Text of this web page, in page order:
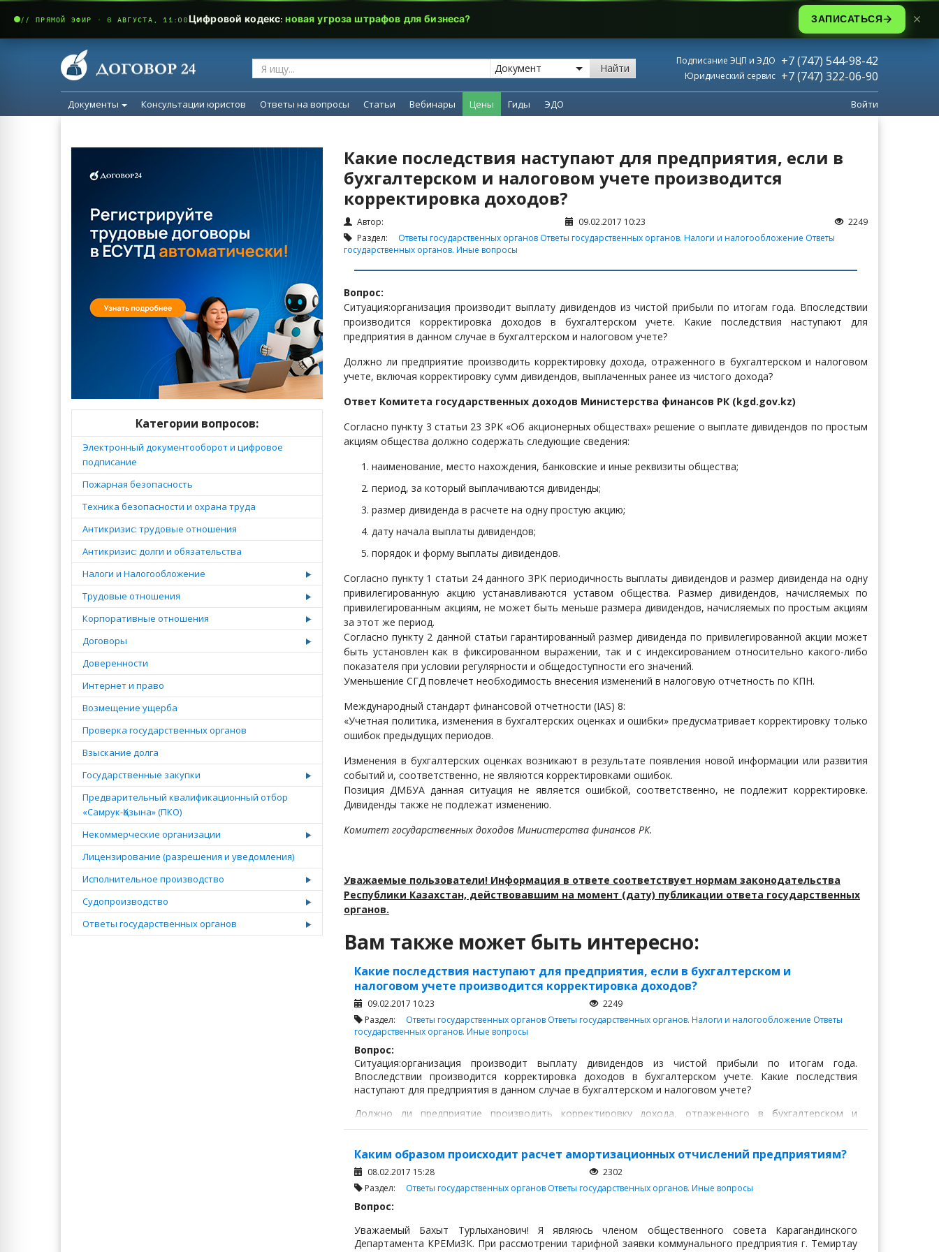
Найти
Подписание ЭЦП и ЭДО +7 (747) 544-98-42
Юридический сервис +7 (747) 322-06-90
Документы Консультации юристов Ответы на вопросы Статьи Вебинары Цены Гиды ЭДО Войти
Категории вопросов:
Электронный документооборот и цифровое
подписание
Пожарная безопасность
Техника безопасности и охрана труда
Антикризис: трудовые отношения
Антикризис: долги и обязательства
Налоги и Налогообложение
Трудовые отношения
Корпоративные отношения
Договоры
Доверенности
Интернет и право
Возмещение ущерба
Проверка государственных органов
Взыскание долга
Государственные закупки
Предварительный квалификационный отбор
«Самрук-Қазына» (ПКО)
Некоммерческие организации
Лицензирование (разрешения и уведомления)
Исполнительное производство
Судопроизводство
Ответы государственных органов
Какие последствия наступают для предприятия, если в
бухгалтерском и налоговом учете производится
корректировка доходов?
Автор: 09.02.2017 10:23
2249
Раздел: Ответы государственных органов Ответы государственных органов. Налоги и налогообложение Ответы
государственных органов. Иные вопросы
Вопрос:
Ситуация:организация производит выплату дивидендов из чистой прибыли по итогам года. Впоследствии
производится корректировка доходов в бухгалтерском учете. Какие последствия наступают для
предприятия в данном случае в бухгалтерском и налоговом учете?
Должно ли предприятие производить корректировку дохода, отраженного в бухгалтерском и налоговом
учете, включая корректировку сумм дивидендов, выплаченных ранее из чистого дохода?
Ответ Комитета государственных доходов Министерства финансов РК (kgd.gov.kz)
Согласно пункту 3 статьи 23 ЗРК «Об акционерных обществах» решение о выплате дивидендов по простым
акциям общества должно содержать следующие сведения:
наименование, место нахождения, банковские и иные реквизиты общества;
период, за который выплачиваются дивиденды;
размер дивиденда в расчете на одну простую акцию;
дату начала выплаты дивидендов;
порядок и форму выплаты дивидендов.
Согласно пункту 1 статьи 24 данного ЗРК периодичность выплаты дивидендов и размер дивиденда на одну
привилегированную акцию устанавливаются уставом общества. Размер дивидендов, начисляемых по
привилегированным акциям, не может быть меньше размера дивидендов, начисляемых по простым акциям
за этот же период.
Согласно пункту 2 данной статьи гарантированный размер дивиденда по привилегированной акции может
быть установлен как в фиксированном выражении, так и с индексированием относительно какого-либо
показателя при условии регулярности и общедоступности его значений.
Уменьшение СГД повлечет необходимость внесения изменений в налоговую отчетность по КПН.
Международный стандарт финансовой отчетности (IAS) 8:
«Учетная политика, изменения в бухгалтерских оценках и ошибки» предусматривает корректировку только
ошибок предыдущих периодов.
Изменения в бухгалтерских оценках возникают в результате появления новой информации или развития
событий и, соответственно, не являются корректировками ошибок.
Позиция ДМБУА данная ситуация не является ошибкой, соответственно, не подлежит корректировке.
Дивиденды также не подлежат изменению.
Комитет государственных доходов Министерства финансов РК.
Уважаемые пользователи! Информация в ответе соответствует нормам законодательства
Республики Казахстан, действовавшим на момент (дату) публикации ответа государственных
органов.
Вам также может быть интересно:
Какие последствия наступают для предприятия, если в бухгалтерском и
налоговом учете производится корректировка доходов?
09.02.2017 10:23
2249
Раздел: Ответы государственных органов Ответы государственных органов. Налоги и налогообложение Ответы
государственных органов. Иные вопросы
Вопрос:
Ситуация:организация производит выплату дивидендов из чистой прибыли по итогам года.
Впоследствии производится корректировка доходов в бухгалтерском учете. Какие последствия
наступают для предприятия в данном случае в бухгалтерском и налоговом учете?
Должно ли предприятие производить корректировку дохода, отраженного в бухгалтерском и
налоговом учете, включая корректировку сумм дивидендов, выплаченных ранее из чистого дохода?
Ответ Комитета государственных доходов Министерства финансов РК (kgd.gov.kz)
Согласно пункту 3 статьи 23 ЗРК «Об акционерных обществах» решение о выплате дивидендов по
простым акциям общества должно содержать следующие сведения:
Каким образом происходит расчет амортизационных отчислений предприятиям?
08.02.2017 15:28
2302
Раздел: Ответы государственных органов Ответы государственных органов. Иные вопросы
Вопрос:
Уважаемый Бахыт Турлыханович! Я являюсь членом общественного совета Карагандинского
Департамента КРЕМиЗК. При рассмотрении тарифной заявки коммунального предприятия г. Темиртау
// ПРЯМОЙ ЭФИР · 6 АВГУСТА, 11:00Цифровой кодекс:новая угроза штрафов для бизнеса? ЗАПИСАТЬСЯ